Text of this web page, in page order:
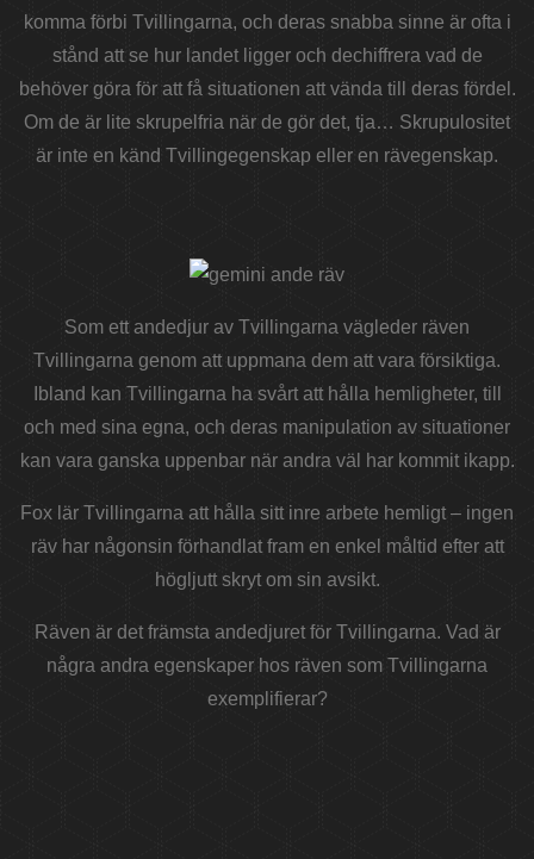
komma förbi Tvillingarna, och deras snabba sinne är ofta i
stånd att se hur landet ligger och dechiffrera vad de
behöver göra för att få situationen att vända till deras fördel.
Om de är lite skrupelfria när de gör det, tja… Skrupulositet
är inte en känd Tvillingegenskap eller en rävegenskap.
Som ett andedjur av Tvillingarna vägleder räven
Tvillingarna genom att uppmana dem att vara försiktiga.
Ibland kan Tvillingarna ha svårt att hålla hemligheter, till
och med sina egna, och deras manipulation av situationer
kan vara ganska uppenbar när andra väl har kommit ikapp.
Fox lär Tvillingarna att hålla sitt inre arbete hemligt – ingen
räv har någonsin förhandlat fram en enkel måltid efter att
högljutt skryt om sin avsikt.
Räven är det främsta andedjuret för Tvillingarna. Vad är
några andra egenskaper hos räven som Tvillingarna
exemplifierar?